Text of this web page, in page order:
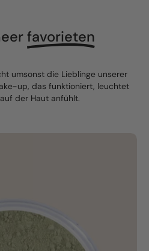
favorieten
umsonst die Lieblinge unserer
up, das funktioniert, leuchtet
der Haut anfühlt.